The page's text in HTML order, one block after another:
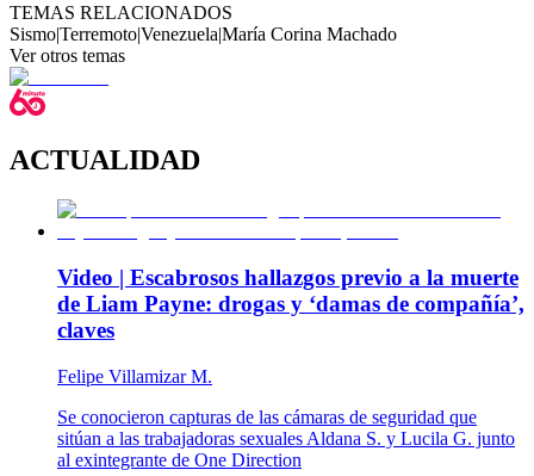
TEMAS RELACIONADOS
Sismo|Terremoto|Venezuela|María Corina Machado
Ver otros temas
ACTUALIDAD
Video | Escabrosos hallazgos previo a la muerte
de Liam Payne: drogas y ‘damas de compañía’,
claves
Felipe Villamizar M.
Se conocieron capturas de las cámaras de seguridad que
sitúan a las trabajadoras sexuales Aldana S. y Lucila G. junto
al exintegrante de One Direction